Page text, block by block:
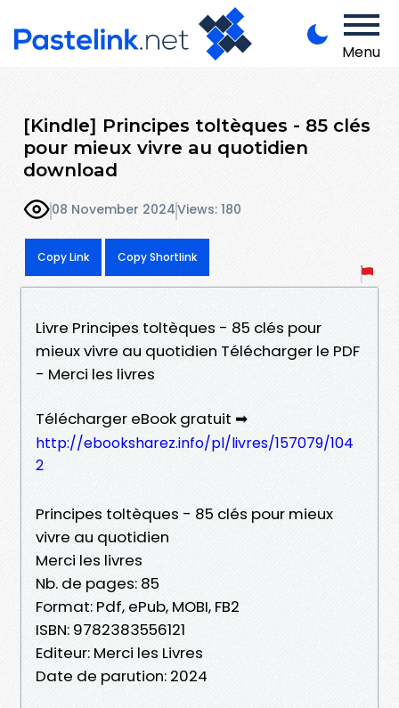
Menu
[Kindle] Principes toltèques - 85 clés
pour mieux vivre au quotidien
download
08 November 2024Views: 180
Copy Link Copy Shortlink
Livre Principes toltèques - 85 clés pour
mieux vivre au quotidien Télécharger le PDF
- Merci les livres
Télécharger eBook gratuit ➡
http://ebooksharez.info/pl/livres/157079/104
2
Principes toltèques - 85 clés pour mieux
vivre au quotidien
Merci les livres
Nb. de pages: 85
Format: Pdf, ePub, MOBI, FB2
ISBN: 9782383556121
Editeur: Merci les Livres
Date de parution: 2024